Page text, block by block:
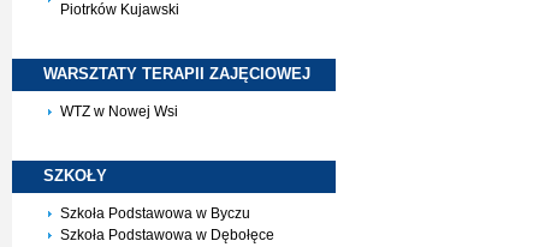
Piotrków Kujawski
WARSZTATY TERAPII ZAJĘCIOWEJ
WTZ w Nowej Wsi
SZKOŁY
Szkoła Podstawowa w Byczu
Szkoła Podstawowa w Dębołęce